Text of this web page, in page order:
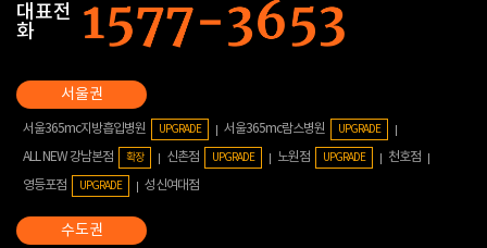
대표전
화
서울365mc지방흡입병원 UPGRADE 서울365mc람스병원 UPGRADE
ALL NEW 강남본점 확장 신촌점 UPGRADE 노원점 UPGRADE
천호점
영등포점
UPGRADE 성신여대점